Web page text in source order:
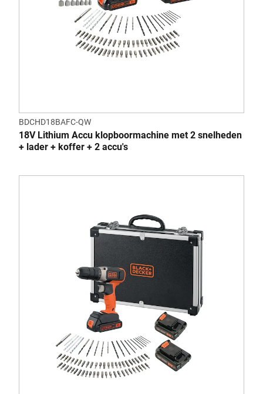
BDCHD18BAFC-QW
18V Lithium Accu klopboormachine met 2 snelheden
+ lader + koffer + 2 accu's